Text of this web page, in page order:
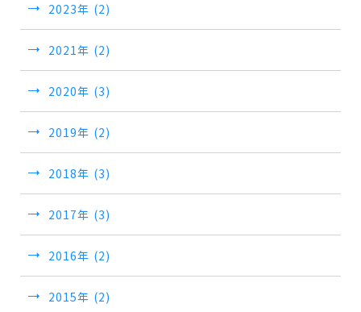
2023年 (2)
2021年 (2)
2020年 (3)
2019年 (2)
2018年 (3)
2017年 (3)
2016年 (2)
2015年 (2)